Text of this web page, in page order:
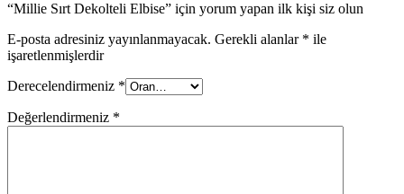
“Millie Sırt Dekolteli Elbise” için yorum yapan ilk kişi siz olun
E-posta adresiniz yayınlanmayacak. Gerekli alanlar * ile
işaretlenmişlerdir
Derecelendirmeniz *
Değerlendirmeniz *